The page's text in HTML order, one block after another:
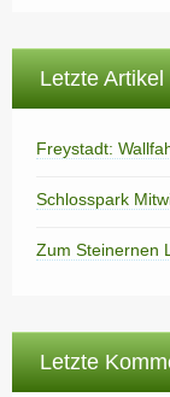
Letzte Artikel
Freystadt:
Schlosspark
Zum Steinernen
Letzte